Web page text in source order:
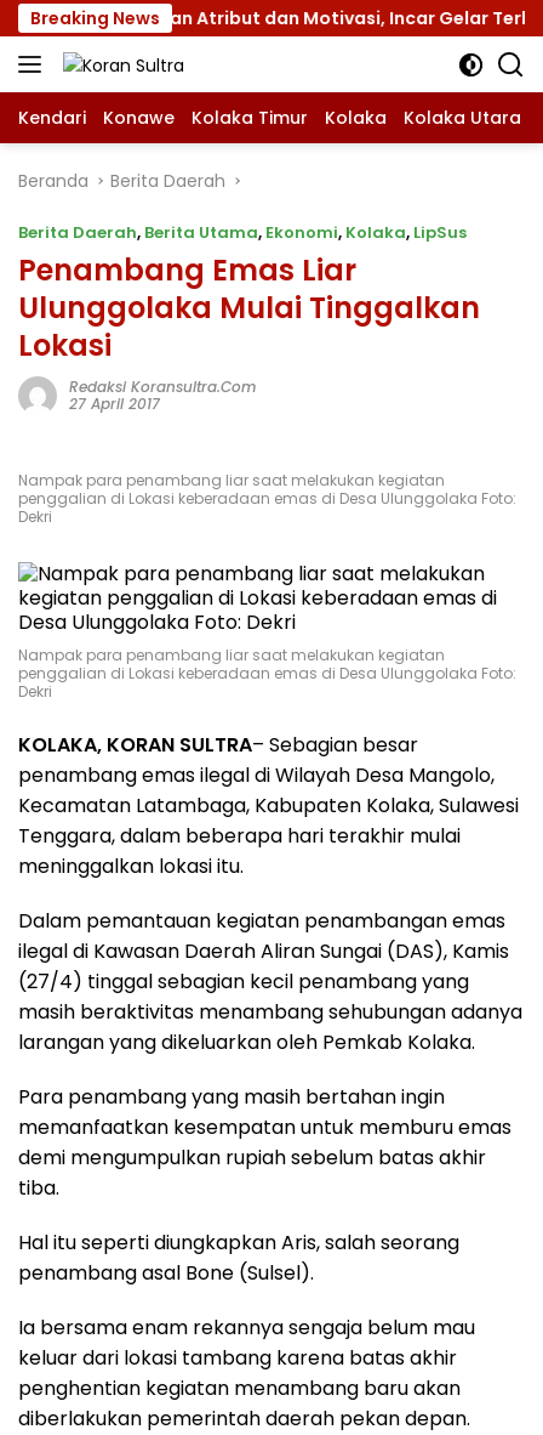
Langsung
ke
konten
Breaking News
XII dengan Atribut dan Motivasi, Incar Gelar Terbaik di
Kendari Konawe Kolaka Timur Kolaka Kolaka Utara
Beranda Berita Daerah
Berita Daerah, Berita Utama, Ekonomi, Kolaka, LipSus
Penambang Emas Liar
Ulunggolaka Mulai Tinggalkan
Lokasi
Redaksi Koransultra.com
27 April 2017
Nampak para penambang liar saat melakukan kegiatan
penggalian di Lokasi keberadaan emas di Desa Ulunggolaka Foto:
Dekri
Nampak para penambang liar saat melakukan kegiatan
penggalian di Lokasi keberadaan emas di Desa Ulunggolaka Foto:
Dekri
KOLAKA, KORAN SULTRA– Sebagian besar
penambang emas ilegal di Wilayah Desa Mangolo,
Kecamatan Latambaga, Kabupaten Kolaka, Sulawesi
Tenggara, dalam beberapa hari terakhir mulai
meninggalkan lokasi itu.
Dalam pemantauan kegiatan penambangan emas
ilegal di Kawasan Daerah Aliran Sungai (DAS), Kamis
(27/4) tinggal sebagian kecil penambang yang
masih beraktivitas menambang sehubungan adanya
larangan yang dikeluarkan oleh Pemkab Kolaka.
Para penambang yang masih bertahan ingin
memanfaatkan kesempatan untuk memburu emas
demi mengumpulkan rupiah sebelum batas akhir
tiba.
Hal itu seperti diungkapkan Aris, salah seorang
penambang asal Bone (Sulsel).
Ia bersama enam rekannya sengaja belum mau
keluar dari lokasi tambang karena batas akhir
penghentian kegiatan menambang baru akan
diberlakukan pemerintah daerah pekan depan.